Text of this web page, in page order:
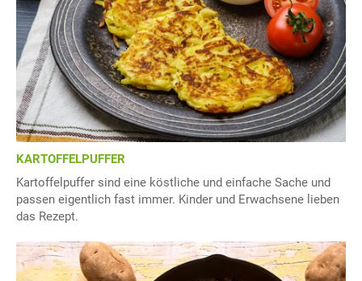
KARTOFFELPUFFER
Kartoffelpuffer sind eine köstliche und einfache Sache und
passen eigentlich fast immer. Kinder und Erwachsene lieben
das Rezept.